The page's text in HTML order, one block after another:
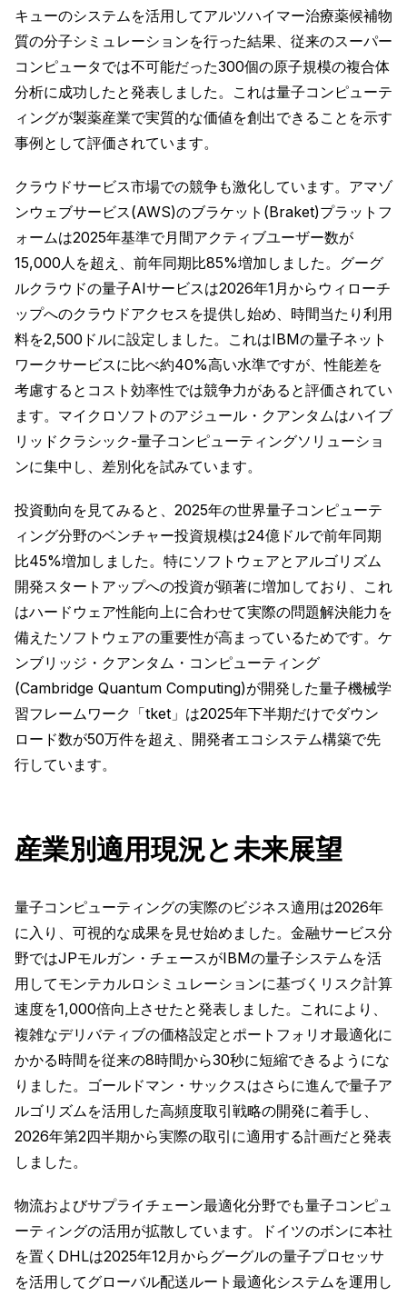
キューのシステムを活用してアルツハイマー治療薬候補物
質の分子シミュレーションを行った結果、従来のスーパー
コンピュータでは不可能だった300個の原子規模の複合体
分析に成功したと発表しました。これは量子コンピューテ
ィングが製薬産業で実質的な価値を創出できることを示す
事例として評価されています。
クラウドサービス市場での競争も激化しています。アマゾ
ンウェブサービス(AWS)のブラケット(Braket)プラットフ
ォームは2025年基準で月間アクティブユーザー数が
15,000人を超え、前年同期比85%増加しました。グーグ
ルクラウドの量子AIサービスは2026年1月からウィローチ
ップへのクラウドアクセスを提供し始め、時間当たり利用
料を2,500ドルに設定しました。これはIBMの量子ネット
ワークサービスに比べ約40%高い水準ですが、性能差を
考慮するとコスト効率性では競争力があると評価されてい
ます。マイクロソフトのアジュール・クアンタムはハイブ
リッドクラシック-量子コンピューティングソリューショ
ンに集中し、差別化を試みています。
投資動向を見てみると、2025年の世界量子コンピューテ
ィング分野のベンチャー投資規模は24億ドルで前年同期
比45%増加しました。特にソフトウェアとアルゴリズム
開発スタートアップへの投資が顕著に増加しており、これ
はハードウェア性能向上に合わせて実際の問題解決能力を
備えたソフトウェアの重要性が高まっているためです。ケ
ンブリッジ・クアンタム・コンピューティング
(Cambridge Quantum Computing)が開発した量子機械学
習フレームワーク「tket」は2025年下半期だけでダウン
ロード数が50万件を超え、開発者エコシステム構築で先
行しています。
産業別適用現況と未来展望
量子コンピューティングの実際のビジネス適用は2026年
に入り、可視的な成果を見せ始めました。金融サービス分
野ではJPモルガン・チェースがIBMの量子システムを活
用してモンテカルロシミュレーションに基づくリスク計算
速度を1,000倍向上させたと発表しました。これにより、
複雑なデリバティブの価格設定とポートフォリオ最適化に
かかる時間を従来の8時間から30秒に短縮できるようにな
りました。ゴールドマン・サックスはさらに進んで量子ア
ルゴリズムを活用した高頻度取引戦略の開発に着手し、
2026年第2四半期から実際の取引に適用する計画だと発表
しました。
物流およびサプライチェーン最適化分野でも量子コンピュ
ーティングの活用が拡散しています。ドイツのボンに本社
を置くDHLは2025年12月からグーグルの量子プロセッサ
を活用してグローバル配送ルート最適化システムを運用し